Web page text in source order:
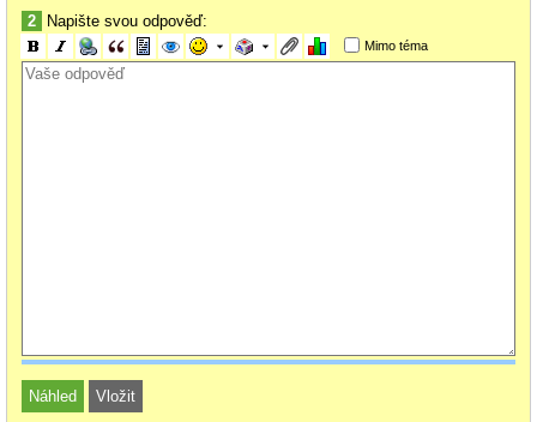
Hz. Ještě k tomu má takovou zvláštnost, že jede na Androidu, ale zároveň
i na OpenWRT.
Box jde použít i jako NAS, umí číst jak SAMBA, tak FTP. Jde ovladat pres
2 Napište svou odpověď:
Mimo téma